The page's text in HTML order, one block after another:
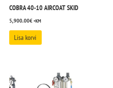
COBRA 40-10 AIRCOAT SKID
5,900.00€+KM
Lisa korvi